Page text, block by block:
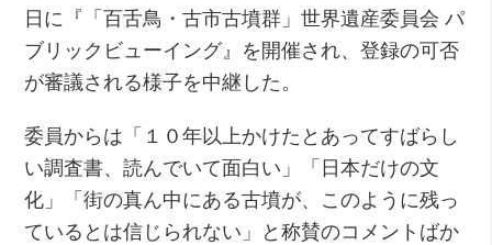
日に『「百舌鳥・古市古墳群」世界遺産委員会 パ
ブリックビューイング』を開催され、登録の可否
が審議される様子を中継した。
委員からは「１０年以上かけたとあってすばらし
い調査書、読んでいて面白い」「日本だけの文
化」「街の真ん中にある古墳が、このように残っ
ているとは信じられない」と称賛のコメントばか